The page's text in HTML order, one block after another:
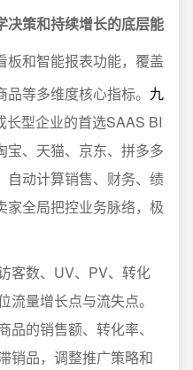
决策和持续增长的底层能
板和智能报表功能，覆盖
等多维度核心指标。 九
长型企业的首选SAAS BI
宝、天猫、京东、拼多多
自动计算销售、财务、绩
家全局把控业务脉络，极
客数、UV、PV、转化
流量增长点与流失点。
的销售额、转化率、
销品，调整推广策略和